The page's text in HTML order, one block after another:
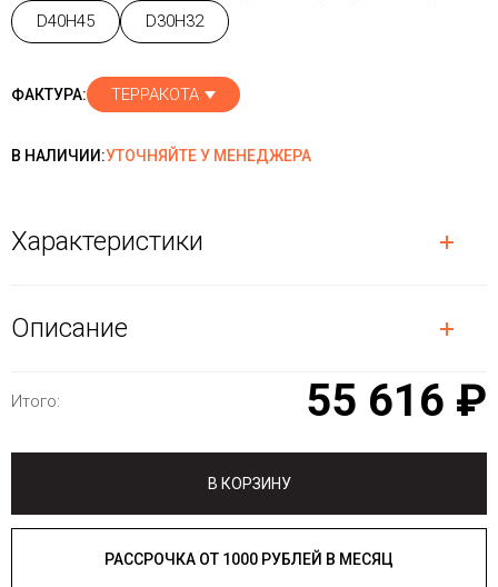
D40H45 D30H32
ФАКТУРА: ТЕРРАКОТА
В НАЛИЧИИ:УТОЧНЯЙТЕ У МЕНЕДЖЕРА
Характеристики
Описание
Итого: 55 616 ₽
В КОРЗИНУ
РАССРОЧКА ОТ 1000 РУБЛЕЙ В МЕСЯЦ